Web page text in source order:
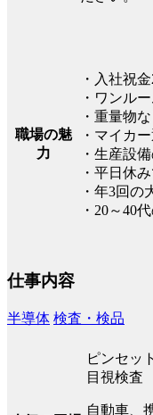
職場の魅
力
・入社祝
・ワンル
・重量物
・マイカ
・生産設
・平日休
・年3回の
・20～40
仕事内容
半導体 検査・検品
ピンセッ
目視検査
自動車、